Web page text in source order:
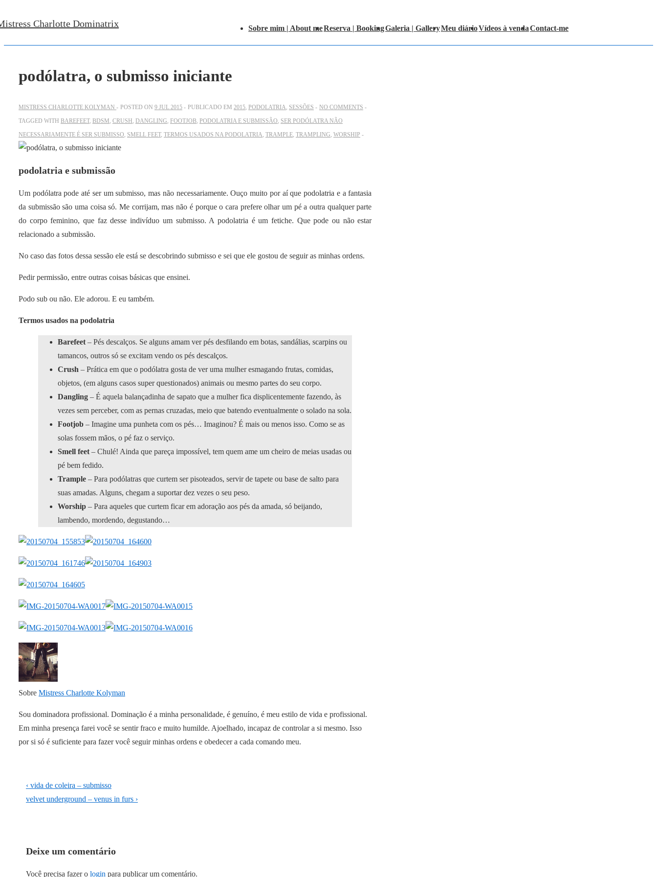
Ir
Principal
Charlotte Dominatrix
Navigation
Sobre mim | About meReserva | BookingGaleria | GalleryMeu diárioVídeos à vendaContact-me
podólatra, o submisso iniciante
MISTRESS CHARLOTTE KOLYMAN POSTED ON 9 JUL 2015 PUBLICADO EM 2015 PODOLATRIA SESSÕES
NO COMMENTS
TAGGED WITH BAREFEET, BDSM CRUSH DANGLING FOOTJOB PODOLATRIA E SUBMISSÃO SER PODÓLATRA NÃO
NECESSARIAMENTE É SER SUBMISSO SMELL FEET, TERMOS USADOS NA PODOLATRIA TRAMPLE TRAMPLING WORSHIP
podolatria e submissão
Um podólatra pode até ser um submisso, mas não necessariamente. Ouço muito por aí que podolatria e a fantasia
da submissão são uma coisa só. Me corrijam, mas não é porque o cara prefere olhar um pé a outra qualquer parte
do corpo feminino, que faz desse indivíduo um submisso. A podolatria é um fetiche. Que pode ou não estar
relacionado a submissão.
No caso das fotos dessa sessão ele está se descobrindo submisso e sei que ele gostou de seguir as minhas ordens.
Pedir permissão, entre outras coisas básicas que ensinei.
Podo sub ou não. Ele adorou. E eu também.
Termos usados na podolatria
Barefeet – Pés descalços. Se alguns amam ver pés desfilando em botas, sandálias, scarpins ou
tamancos, outros só se excitam vendo os pés descalços.
Crush – Prática em que o podólatra gosta de ver uma mulher esmagando frutas, comidas,
objetos, (em alguns casos super questionados) animais ou mesmo partes do seu corpo.
Dangling – É aquela balançadinha de sapato que a mulher fica displicentemente fazendo, às
vezes sem perceber, com as pernas cruzadas, meio que batendo eventualmente o solado na sola.
Footjob – Imagine uma punheta com os pés… Imaginou? É mais ou menos isso. Como se as
solas fossem mãos, o pé faz o serviço.
Smell feet – Chulé! Ainda que pareça impossível, tem quem ame um cheiro de meias usadas ou
pé bem fedido.
Trample – Para podólatras que curtem ser pisoteados, servir de tapete ou base de salto para
suas amadas. Alguns, chegam a suportar dez vezes o seu peso.
Worship – Para aqueles que curtem ficar em adoração aos pés da amada, só beijando,
lambendo, mordendo, degustando…
Sobre Mistress Charlotte Kolyman
Sou dominadora profissional. Dominação é a minha personalidade, é genuíno, é meu estilo de vida e profissional.
Em minha presença farei você se sentir fraco e muito humilde. Ajoelhado, incapaz de controlar a si mesmo. Isso
por si só é suficiente para fazer você seguir minhas ordens e obedecer a cada comando meu.
Navegação
de
Previous
Post
‹ vida de coleira – submisso
Next
velvet underground – venus in furs ›
Deixe um comentário
Você precisa fazer o login para publicar um comentário.